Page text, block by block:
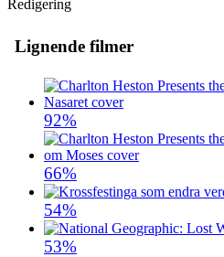
Redigering
Lignende filmer
92%
66%
54%
53%